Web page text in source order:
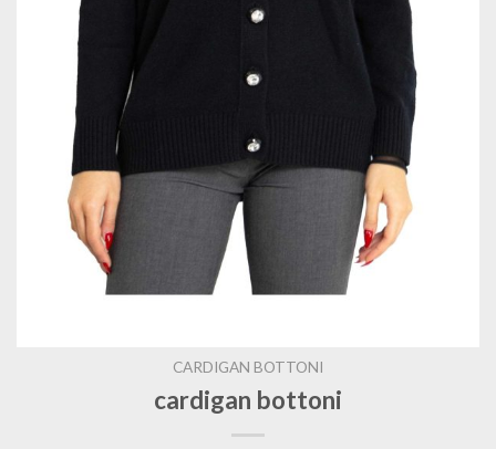
CARDIGAN BOTTONI
cardigan bottoni